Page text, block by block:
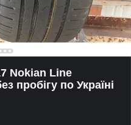
Nokian Line
пробігу по Україні